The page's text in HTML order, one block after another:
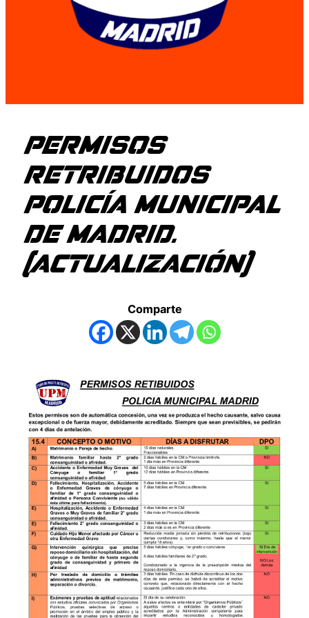
PERMISOS
RETRIBUIDOS
POLICÍA MUNICIPAL
DE MADRID.
(ACTUALIZACIÓN)
Comparte